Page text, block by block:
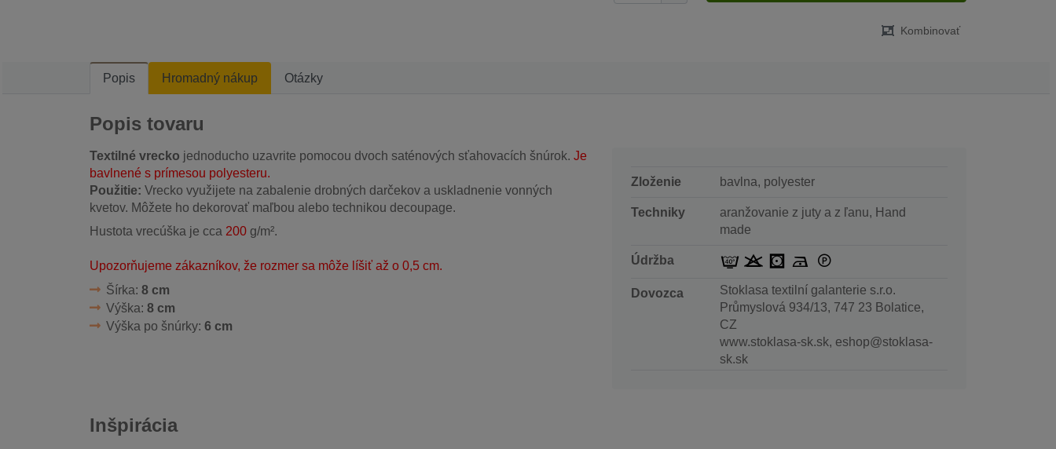
Kombinovať
Popis Hromadný nákup Otázky
Popis tovaru
Textilné vrecko jednoducho uzavrite pomocou dvoch saténových sťahovacích šnúrok. Je
bavlnené s prímesou polyesteru.
Použitie: Vrecko využijete na zabalenie drobných darčekov a uskladnenie vonných
kvetov. Môžete ho dekorovať maľbou alebo technikou decoupage.
Hustota vrecúška je cca 200 g/m².
Upozorňujeme zákazníkov, že rozmer sa môže líšiť až o 0,5 cm.
Šírka: 8 cm
Výška: 8 cm
Výška po šnúrky: 6 cm
Zloženie bavlna, polyester
Techniky
aranžovanie z juty a z ľanu, Hand
made
Údržba
Dovozca
Stoklasa textilní galanterie s.r.o.
Průmyslová 934/13, 747 23 Bolatice,
CZ
www.stoklasa-sk.sk, eshop@stoklasa-
sk.sk
Inšpirácia